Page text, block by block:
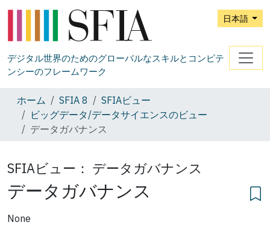
日本語
デジタル世界のためのグローバルなスキルとコンピテ
ンシーのフレームワーク
ホーム SFIA 8
SFIAビュー
ビッグデータ/データサイエンスのビュー
データガバナンス
SFIAビュー： データガバナンス
データガバナンス
None